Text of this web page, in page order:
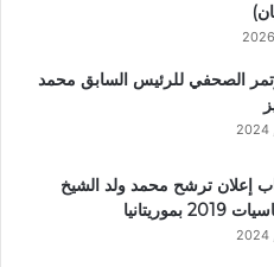
الصحفي للرئيس السابق محمد
إعلان ترشح محمد ولد الشيخ